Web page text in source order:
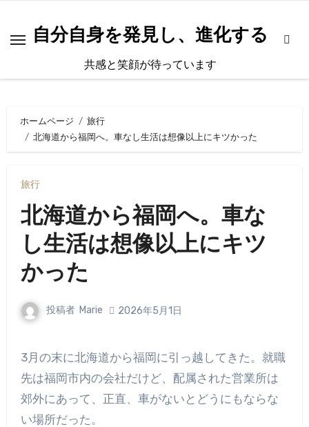
自分自身を発見し、進化する
共感と笑顔が待っています
ホームページ
旅行
北海道から福岡へ。車なし生活は想像以上にキツかった
旅行
北海道から福岡へ。車な
し生活は想像以上にキツ
かった
投稿者 Marie 2026年5月1日
3月の末に北海道から福岡に引っ越してきた。就職
先は福岡市内の会社だけど、配属された営業所は
郊外にあって、正直、車がないとどうにもならな
い場所だった。